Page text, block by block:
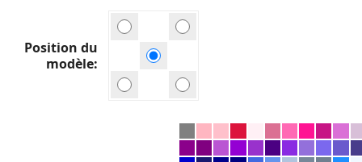
Position du
modèle